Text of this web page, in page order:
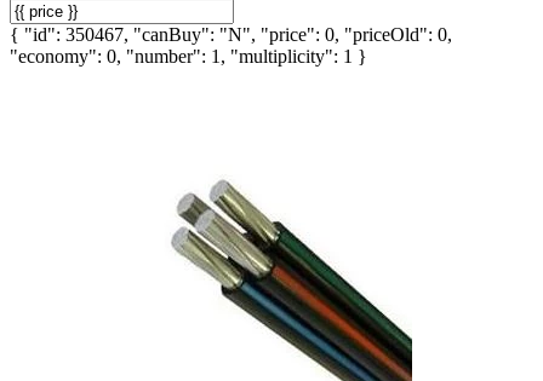
{ "id": 350467, "canBuy": "N", "price": 0, "priceOld": 0,
"economy": 0, "number": 1, "multiplicity": 1 }